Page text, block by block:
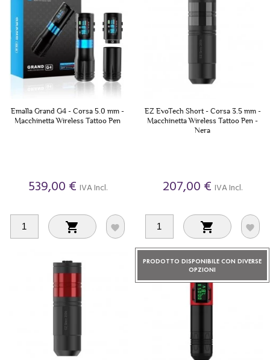
Emalla Grand G4 - Corsa 5.0 mm -
Macchinetta Wireless Tattoo Pen
539,00 € IVA Incl.
 
EZ EvoTech Short - Corsa 3.5 mm -
Macchinetta Wireless Tattoo Pen -
Nera
207,00 € IVA Incl.
 
PRODOTTO DISPONIBILE CON DIVERSE
OPZIONI